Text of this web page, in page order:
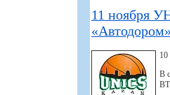
11 ноября
«Автодором»
10
В